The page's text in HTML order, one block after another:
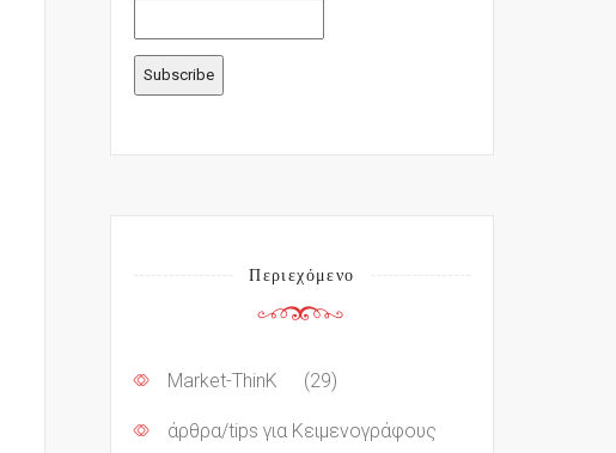
Περιεχόμενο
Market-ThinK (29)
άρθρα/tips για Κειμενογράφους